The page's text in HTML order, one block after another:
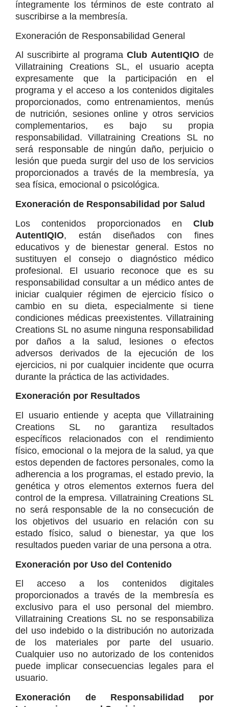
íntegramente los términos de este contrato al
suscribirse a la membresía.
Exoneración de Responsabilidad General
Al suscribirte al programa Club AutentIQIO de
Villatraining Creations SL, el usuario acepta
expresamente que la participación en el
programa y el acceso a los contenidos digitales
proporcionados, como entrenamientos, menús
de nutrición, sesiones online y otros servicios
complementarios, es bajo su propia
responsabilidad. Villatraining Creations SL no
será responsable de ningún daño, perjuicio o
lesión que pueda surgir del uso de los servicios
proporcionados a través de la membresía, ya
sea física, emocional o psicológica.
Exoneración de Responsabilidad por Salud
Los contenidos proporcionados en Club
AutentIQIO, están diseñados con fines
educativos y de bienestar general. Estos no
sustituyen el consejo o diagnóstico médico
profesional. El usuario reconoce que es su
responsabilidad consultar a un médico antes de
iniciar cualquier régimen de ejercicio físico o
cambio en su dieta, especialmente si tiene
condiciones médicas preexistentes. Villatraining
Creations SL no asume ninguna responsabilidad
por daños a la salud, lesiones o efectos
adversos derivados de la ejecución de los
ejercicios, ni por cualquier incidente que ocurra
durante la práctica de las actividades.
Exoneración por Resultados
El usuario entiende y acepta que Villatraining
Creations SL no garantiza resultados
específicos relacionados con el rendimiento
físico, emocional o la mejora de la salud, ya que
estos dependen de factores personales, como la
adherencia a los programas, el estado previo, la
genética y otros elementos externos fuera del
control de la empresa. Villatraining Creations SL
no será responsable de la no consecución de
los objetivos del usuario en relación con su
estado físico, salud o bienestar, ya que los
resultados pueden variar de una persona a otra.
Exoneración por Uso del Contenido
El acceso a los contenidos digitales
proporcionados a través de la membresía es
exclusivo para el uso personal del miembro.
Villatraining Creations SL no se responsabiliza
del uso indebido o la distribución no autorizada
de los materiales por parte del usuario.
Cualquier uso no autorizado de los contenidos
puede implicar consecuencias legales para el
usuario.
Exoneración de Responsabilidad por